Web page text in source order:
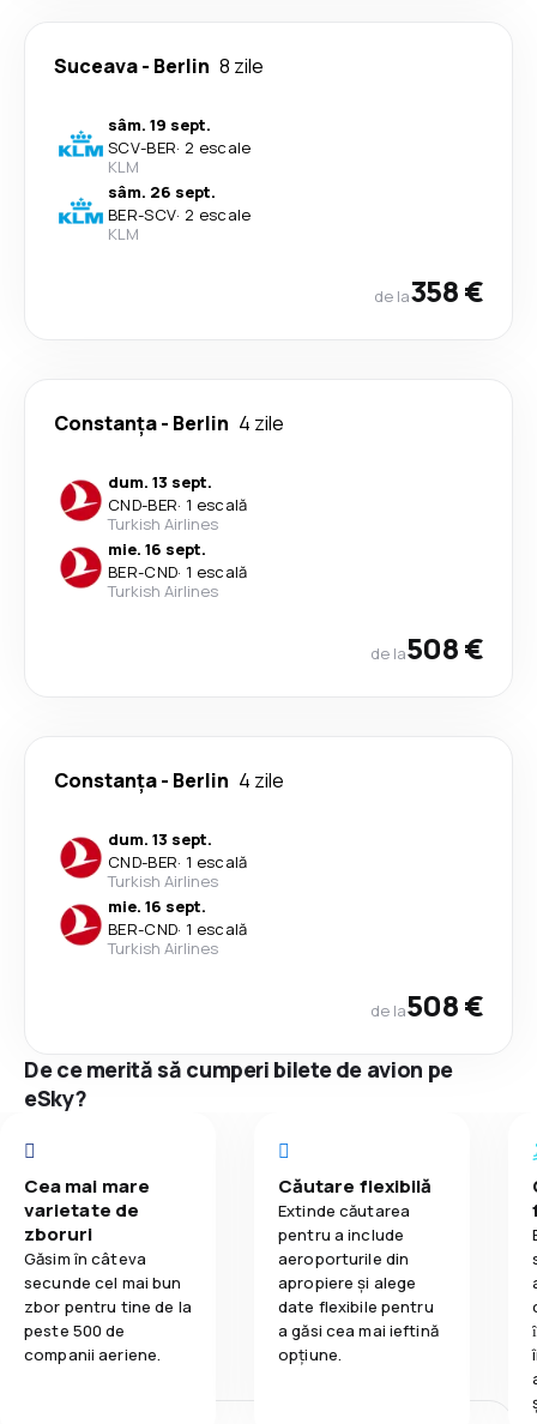
Suceava- Berlin 8 zile
sâm. 19 sept.
SCV-BER· 2 escale
KLM
sâm. 26 sept.
BER-SCV· 2 escale
KLM
de la358 €
Constanța- Berlin 4 zile
dum. 13 sept.
CND-BER· 1 escală
Turkish Airlines
mie. 16 sept.
BER-CND· 1 escală
Turkish Airlines
de la508 €
Constanța- Berlin 4 zile
dum. 13 sept.
CND-BER· 1 escală
Turkish Airlines
mie. 16 sept.
BER-CND· 1 escală
Turkish Airlines
de la508 €
De ce merită să cumperi bilete de avion pe
eSky?
Cea mai mare
varietate de
zboruri
Găsim în câteva
secunde cel mai bun
zbor pentru tine de la
peste 500 de
companii aeriene.
Căutare flexibilă
Extinde căutarea
pentru a include
aeroporturile din
apropiere și alege
date flexibile pentru
a găsi cea mai ieftină
opțiune.